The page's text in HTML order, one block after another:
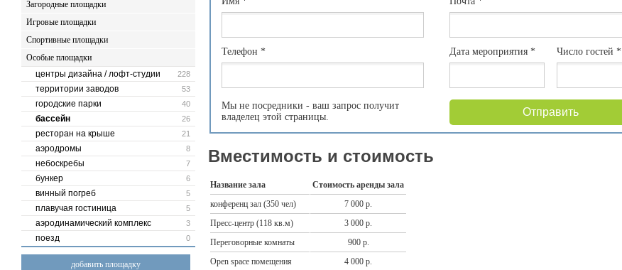
Загородные площадки
Игровые площадки
Спортивные площадки
Особые площадки
228
центры дизайна / лофт-студии
53
территории заводов
40
городские парки
26
бассейн
21
ресторан на крыше
8
аэродромы
7
небоскребы
6
бункер
5
винный погреб
5
плавучая гостиница
3
аэродинамический комплекс
0
поезд
добавить площадку
Телефон *
Мы не посредники - ваш запрос получит
владелец этой страницы.
Дата мероприятия* Число гостей*
Отправить
Вместимость и стоимость
Название зала
Стоимость аренды зала
конференц зал (350 чел)
7 000 р.
Пресс-центр (118 кв.м)
3 000 р.
Переговорные комнаты
900 р.
Open space помещения
4 000 р.